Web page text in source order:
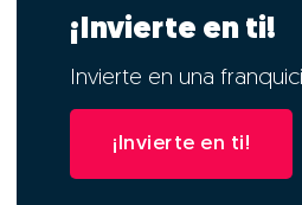
¡Invierte en ti!
Invierte en una
¡Invierte en ti!